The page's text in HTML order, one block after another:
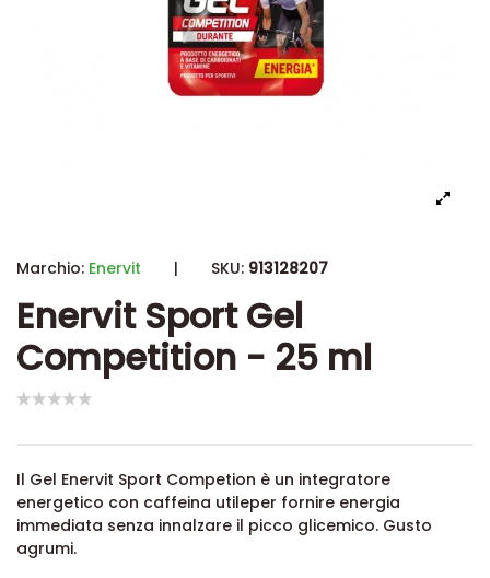
Marchio: Enervit | SKU: 913128207
Enervit Sport Gel
Competition - 25 ml
Il Gel Enervit Sport Competion è un integratore
energetico con caffeina utileper fornire energia
immediata senza innalzare il picco glicemico. Gusto
agrumi.